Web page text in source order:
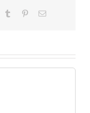
Tumblr PinterestEmail